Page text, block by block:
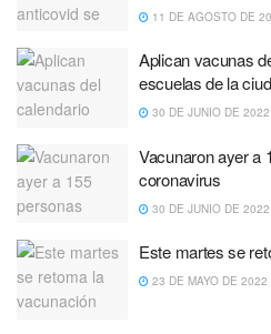
11 DE AGOSTO DE
Aplican vacunas
escuelas de la
30 DE JUNIO DE 2022
Vacunaron ayer a
coronavirus
30 DE JUNIO DE 2022
Este martes se
23 DE MAYO DE 2022